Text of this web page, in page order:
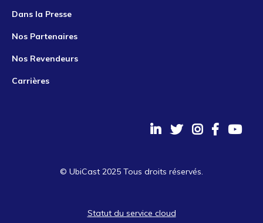
Dans la Presse
Nos Partenaires
Nos Revendeurs
Carrières
© UbiCast 2025 Tous droits réservés.
Statut du service cloud